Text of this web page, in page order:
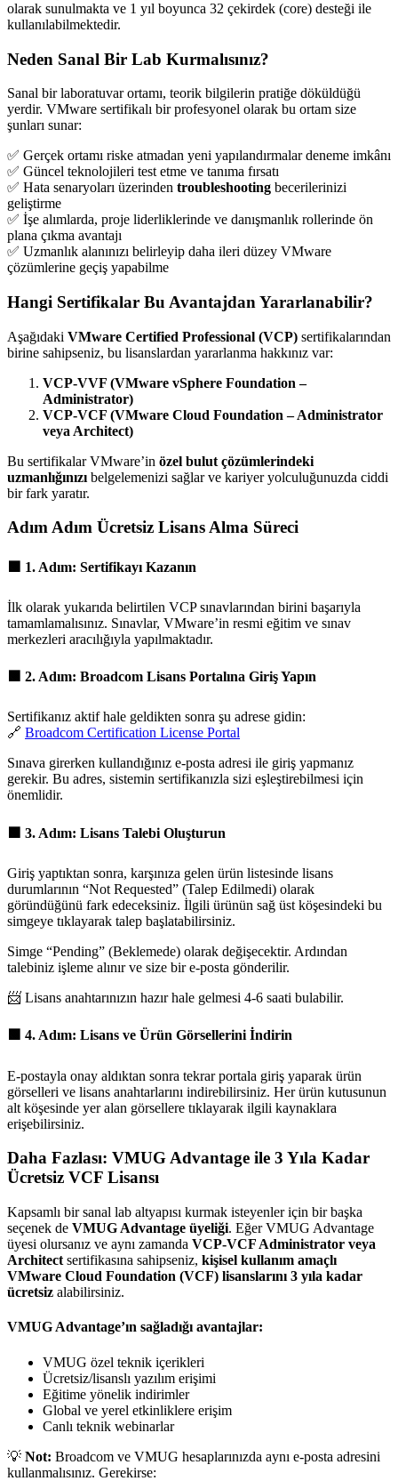
olarak sunulmakta ve 1 yıl boyunca 32 çekirdek (core) desteği ile
kullanılabilmektedir.
Neden Sanal Bir Lab Kurmalısınız?
Sanal bir laboratuvar ortamı, teorik bilgilerin pratiğe döküldüğü
yerdir. VMware sertifikalı bir profesyonel olarak bu ortam size
şunları sunar:
✅ Gerçek ortamı riske atmadan yeni yapılandırmalar deneme imkânı
✅ Güncel teknolojileri test etme ve tanıma fırsatı
✅ Hata senaryoları üzerinden troubleshooting becerilerinizi
geliştirme
✅ İşe alımlarda, proje liderliklerinde ve danışmanlık rollerinde ön
plana çıkma avantajı
✅ Uzmanlık alanınızı belirleyip daha ileri düzey VMware
çözümlerine geçiş yapabilme
Hangi Sertifikalar Bu Avantajdan Yararlanabilir?
Aşağıdaki VMware Certified Professional (VCP) sertifikalarından
birine sahipseniz, bu lisanslardan yararlanma hakkınız var:
VCP-VVF (VMware vSphere Foundation –
Administrator)
VCP-VCF (VMware Cloud Foundation – Administrator
veya Architect)
Bu sertifikalar VMware’in özel bulut çözümlerindeki
uzmanlığınızı belgelemenizi sağlar ve kariyer yolculuğunuzda ciddi
bir fark yaratır.
Adım Adım Ücretsiz Lisans Alma Süreci
1. Adım: Sertifikayı Kazanın
İlk olarak yukarıda belirtilen VCP sınavlarından birini başarıyla
tamamlamalısınız. Sınavlar, VMware’in resmi eğitim ve sınav
merkezleri aracılığıyla yapılmaktadır.
2. Adım: Broadcom Lisans Portalına Giriş Yapın
Sertifikanız aktif hale geldikten sonra şu adrese gidin:
🔗 Broadcom Certification License Portal
Sınava girerken kullandığınız e-posta adresi ile giriş yapmanız
gerekir. Bu adres, sistemin sertifikanızla sizi eşleştirebilmesi için
önemlidir.
3. Adım: Lisans Talebi Oluşturun
Giriş yaptıktan sonra, karşınıza gelen ürün listesinde lisans
durumlarının “Not Requested” (Talep Edilmedi) olarak
göründüğünü fark edeceksiniz. İlgili ürünün sağ üst köşesindeki bu
simgeye tıklayarak talep başlatabilirsiniz.
Simge “Pending” (Beklemede) olarak değişecektir. Ardından
talebiniz işleme alınır ve size bir e-posta gönderilir.
📨 Lisans anahtarınızın hazır hale gelmesi 4-6 saati bulabilir.
4. Adım: Lisans ve Ürün Görsellerini İndirin
E-postayla onay aldıktan sonra tekrar portala giriş yaparak ürün
görselleri ve lisans anahtarlarını indirebilirsiniz. Her ürün kutusunun
alt köşesinde yer alan görsellere tıklayarak ilgili kaynaklara
erişebilirsiniz.
Daha Fazlası: VMUG Advantage ile 3 Yıla Kadar
Ücretsiz VCF Lisansı
Kapsamlı bir sanal lab altyapısı kurmak isteyenler için bir başka
seçenek de VMUG Advantage üyeliği. Eğer VMUG Advantage
üyesi olursanız ve aynı zamanda VCP-VCF Administrator veya
Architect sertifikasına sahipseniz, kişisel kullanım amaçlı
VMware Cloud Foundation (VCF) lisanslarını 3 yıla kadar
ücretsiz alabilirsiniz.
VMUG Advantage’ın sağladığı avantajlar:
VMUG özel teknik içerikleri
Ücretsiz/lisanslı yazılım erişimi
Eğitime yönelik indirimler
Global ve yerel etkinliklere erişim
Canlı teknik webinarlar
💡 Not: Broadcom ve VMUG hesaplarınızda aynı e-posta adresini
kullanmalısınız. Gerekirse: